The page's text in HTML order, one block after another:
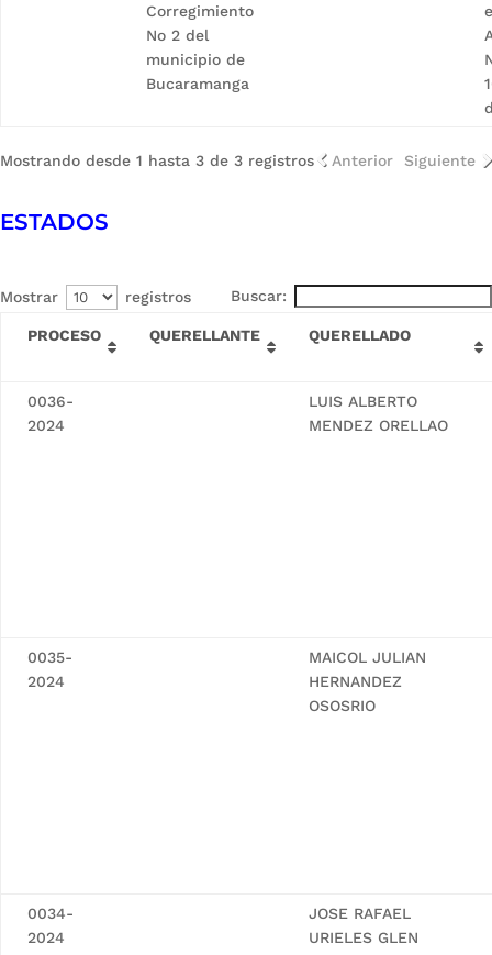
Corregimiento
No 2 del
municipio de
Bucaramanga
Mostrando desde 1 hasta 3 de 3 registros Anterior Siguiente
ESTADOS
Mostrar registros Buscar:
PROCESO QUERELLANTE QUERELLADO
0036-
2024
LUIS ALBERTO
MENDEZ ORELLAO
0035-
2024
MAICOL JULIAN
HERNANDEZ
OSOSRIO
0034-
2024
JOSE RAFAEL
URIELES GLEN